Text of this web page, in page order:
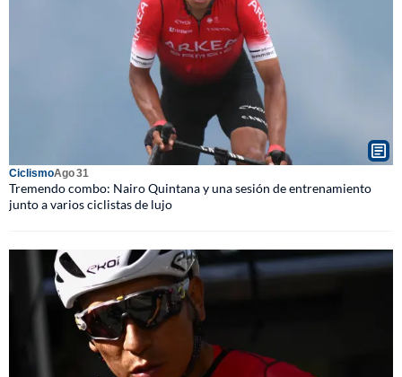
CiclismoAgo 31
Tremendo combo: Nairo Quintana y una sesión de entrenamiento
junto a varios ciclistas de lujo